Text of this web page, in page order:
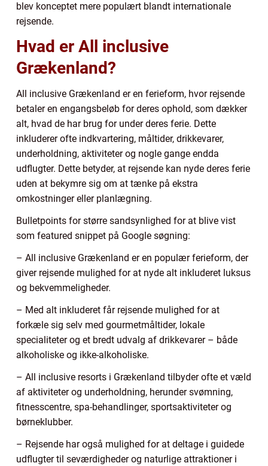
blev konceptet mere populært blandt internationale
rejsende.
Hvad er All inclusive
Grækenland?
All inclusive Grækenland er en ferieform, hvor rejsende
betaler en engangsbeløb for deres ophold, som dækker
alt, hvad de har brug for under deres ferie. Dette
inkluderer ofte indkvartering, måltider, drikkevarer,
underholdning, aktiviteter og nogle gange endda
udflugter. Dette betyder, at rejsende kan nyde deres ferie
uden at bekymre sig om at tænke på ekstra
omkostninger eller planlægning.
Bulletpoints for større sandsynlighed for at blive vist
som featured snippet på Google søgning:
– All inclusive Grækenland er en populær ferieform, der
giver rejsende mulighed for at nyde alt inkluderet luksus
og bekvemmeligheder.
– Med alt inkluderet får rejsende mulighed for at
forkæle sig selv med gourmetmåltider, lokale
specialiteter og et bredt udvalg af drikkevarer – både
alkoholiske og ikke-alkoholiske.
– All inclusive resorts i Grækenland tilbyder ofte et væld
af aktiviteter og underholdning, herunder svømning,
fitnesscentre, spa-behandlinger, sportsaktiviteter og
børneklubber.
– Rejsende har også mulighed for at deltage i guidede
udflugter til seværdigheder og naturlige attraktioner i